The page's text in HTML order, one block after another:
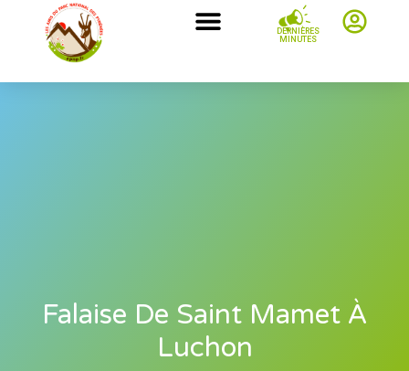
DERNIÈRES
MINUTES
Falaise De Saint Mamet À
Luchon